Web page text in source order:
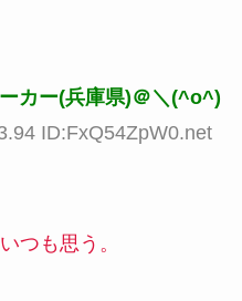
カー(兵庫県)＠＼(^o^)
ID:FxQ54ZpW0.net
つも思う。